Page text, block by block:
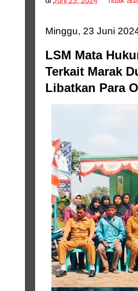
Minggu, 23 Juni
LSM Mata
Terkait Marak
Libatkan Para